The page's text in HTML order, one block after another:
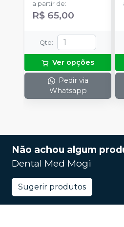
a partir de:
R$ 65,00
Qtd :
Ver opções
Pedir via
Whatsapp
Não achou algum
Dental Med Mogi
Sugerir produtos